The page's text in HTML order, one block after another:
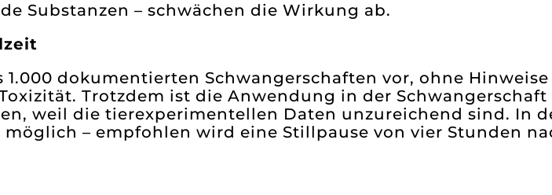
Substanzen – schwächen die Wirkung ab.
1.000 dokumentierten Schwangerschaften vor, ohne
Trotzdem ist die Anwendung in der Schwangerschaft
weil die tierexperimentellen Daten unzureichend sind. In
– empfohlen wird eine Stillpause von vier Stunden